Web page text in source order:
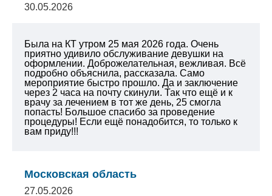
30.05.2026
Была на КТ утром 25 мая 2026 года. Очень
приятно удивило обслуживание девушки на
оформлении. Доброжелательная, вежливая. Всё
подробно объяснила, рассказала. Само
мероприятие быстро прошло. Да и заключение
через 2 часа на почту скинули. Так что ещё и к
врачу за лечением в тот же день, 25 смогла
попасть! Большое спасибо за проведение
процедуры! Если ещё понадобится, то только к
вам приду!!!
Московская область
27.05.2026